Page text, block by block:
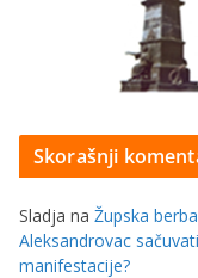
Skorašnji
Sladja na Župska
Aleksandrovac
manifestacije?